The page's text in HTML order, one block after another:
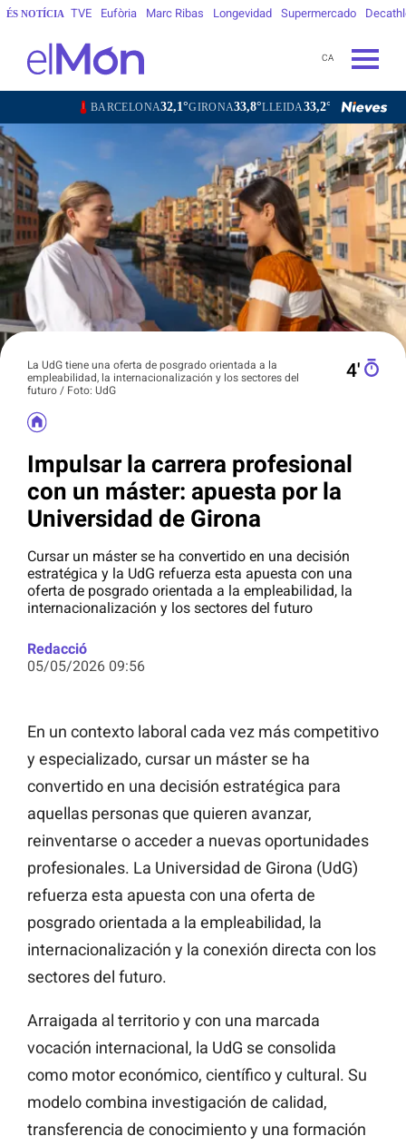
ÉS NOTÍCIA TVE Eufòria Marc Ribas Longevidad Supermercado
CA
BARCELONA32,1°GIRONA33,8°LLEIDA33,2°TARRAGONA30,5°
La UdG tiene una oferta de posgrado orientada a la
empleabilidad, la internacionalización y los sectores del
futuro / Foto: UdG
4′
Impulsar la carrera profesional
con un máster: apuesta por la
Universidad de Girona
Cursar un máster se ha convertido en una decisión
estratégica y la UdG refuerza esta apuesta con una
oferta de posgrado orientada a la empleabilidad, la
internacionalización y los sectores del futuro
Redacció
05/05/2026 09:56
En un contexto laboral cada vez más competitivo
y especializado, cursar un máster se ha
convertido en una decisión estratégica para
aquellas personas que quieren avanzar,
reinventarse o acceder a nuevas oportunidades
profesionales. La Universidad de Girona (UdG)
refuerza esta apuesta con una oferta de
posgrado orientada a la empleabilidad, la
internacionalización y la conexión directa con los
sectores del futuro.
Arraigada al territorio y con una marcada
vocación internacional, la UdG se consolida
como motor económico, científico y cultural. Su
modelo combina investigación de calidad,
transferencia de conocimiento y una formación